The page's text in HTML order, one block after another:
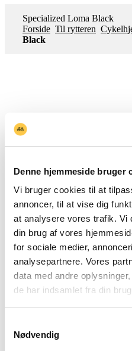
Denne hjemmeside bruger
Vi bruger cookies til at
annoncer, til at vise dig
at analysere vores trafik. Vi
din brug af vores
for sociale medier,
analysepartnere. Vores
data med andre
de har indsamlet fra din
Nødvendig
Specialized Loma Black
Forside Til rytteren
Black